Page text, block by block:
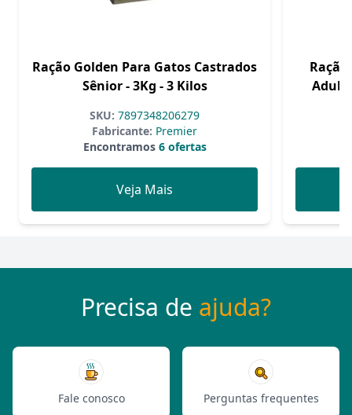
Ração Golden Para Gatos Castrados
Sênior - 3Kg - 3 Kilos
SKU: 7897348206279
Fabricante: Premier
Encontramos6 ofertas
Veja Mais
Precisa de ajuda?
Fale conosco Perguntas frequentes